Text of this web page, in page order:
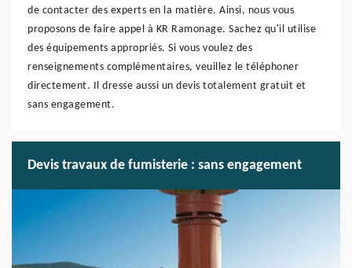
de contacter des experts en la matière. Ainsi, nous vous
proposons de faire appel à KR Ramonage. Sachez qu'il utilise
des équipements appropriés. Si vous voulez des
renseignements complémentaires, veuillez le téléphoner
directement. Il dresse aussi un devis totalement gratuit et
sans engagement.
Devis travaux de fumisterie : sans engagement